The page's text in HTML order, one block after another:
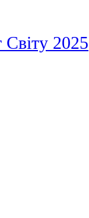
2025